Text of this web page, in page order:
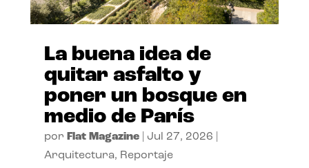
La buena idea de
quitar asfalto y
poner un bosque en
medio de París
por Flat Magazine| Jul 27, 2026
Arquitectura, Reportaje